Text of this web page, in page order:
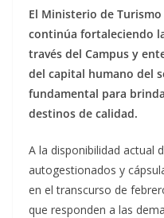
El Ministerio de
continúa fortaleciendo
través del Campus y
del capital humano del
fundamental para
destinos de calidad.
A la disponibilidad actual
autogestionados y
en el transcurso de
que responden a las